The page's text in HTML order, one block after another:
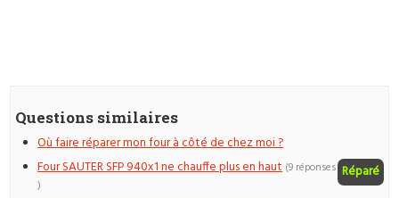
Questions similaires
Où faire réparer mon four à côté de chez moi ?
Four SAUTER SFP 940x1 ne chauffe plus en haut
Réparé
(9 réponses
)